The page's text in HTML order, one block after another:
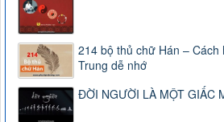
214 bộ thủ chữ Hán – Cách
Trung dễ nhớ
ĐỜI NGƯỜI LÀ MỘT GIẤC